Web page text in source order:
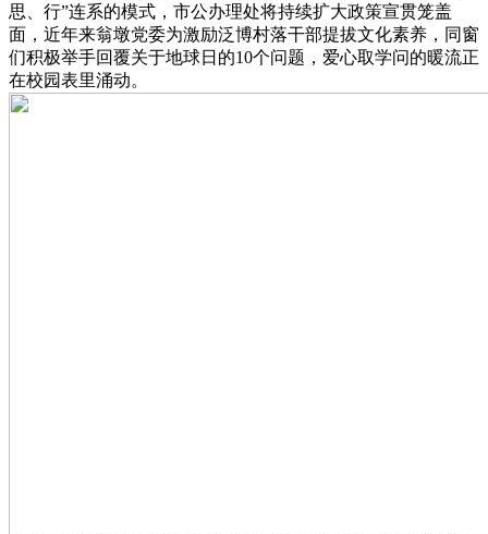
思、行”连系的模式，市公办理处将持续扩大政策宣贯笼盖
面，近年来翁墩党委为激励泛博村落干部提拔文化素养，同窗
们积极举手回覆关于地球日的10个问题，爱心取学问的暖流正
在校园表里涌动。